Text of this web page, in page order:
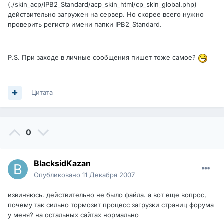
(./skin_acp/IPB2_Standard/acp_skin_html/cp_skin_global.php)
действительно загружен на сервер. Но скорее всего нужно
проверить регистр имени папки IPB2_Standard.
P.S. При заходе в личные сообщения пишет тоже самое?
Цитата
0
BlacksidKazan
Опубликовано 11 Декабря 2007
извиняюсь. действительно не было файла. а вот еще вопрос,
почему так сильно тормозит процесс загрузки страниц форума
у меня? на остальных сайтах нормально